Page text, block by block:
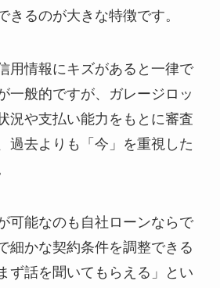
きるのが大きな特徴です。
用情報にキズがあると一律で
一般的ですが、ガレージロッ
況や支払い能力をもとに審査
過去よりも「今」を重視した
可能なのも自社ローンならで
細かな契約条件を調整できる
まず話を聞いてもらえる」とい